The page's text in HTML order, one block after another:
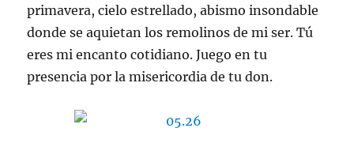
primavera, cielo estrellado, abismo insondable
donde se aquietan los remolinos de mi ser. Tú
eres mi encanto cotidiano. Juego en tu
presencia por la misericordia de tu don.